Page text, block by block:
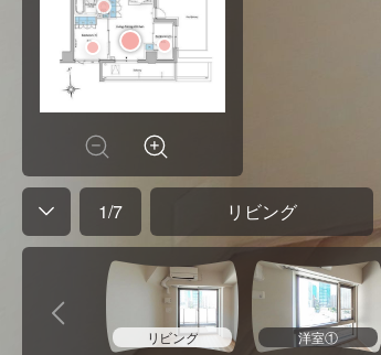
1/7 リビング
リビング 洋室①